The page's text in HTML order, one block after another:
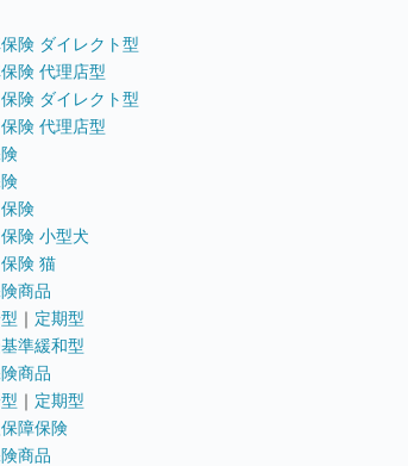
険 ダイレクト型
険 代理店型
険 ダイレクト型
険 代理店型
険
険 小型犬
険 猫
商品
｜ 定期型
準緩和型
商品
｜ 定期型
障保険
商品